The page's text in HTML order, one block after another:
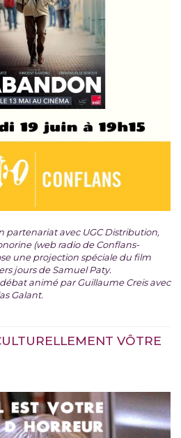
partenariat avec UGC Distribution,
(web radio de Conflans-
une projection spéciale du film
jours de Samuel Paty.
animé par Guillaume Creis avec
Galant.
VÔTRE